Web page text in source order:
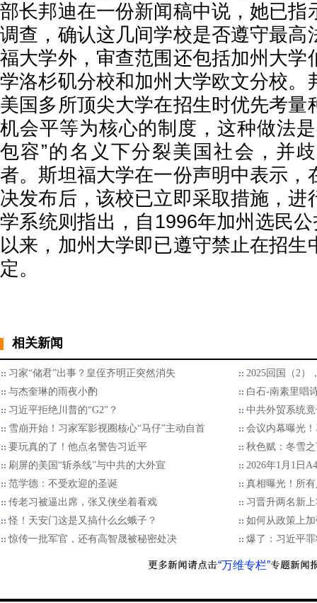
部长邦迪在一份新闻稿中说，她已指
调查，确认这几间学校是否遵守最高
福大学外，审查范围还包括加州大学
学洛杉矶分校和加州大学欧文分校。
美国多所顶尖大学在招生时优先考量
机会平等为核心的制度，这种做法
包容”的名义下分裂美国社会，并
者。斯坦福大学在一份声明中表示，
决发布后，该校已立即采取措施，进
学系统则指出，自1996年加州选民
以来，加州大学即已遵守禁止在招生
定。
相关新闻
习家“储君”出事？皇侄齐明正突然消失
2025回国（2）
与杰奎琳的雨夜小酌
白石-南素里唱
习近平拒绝川普的“G2”？
中共外贸系统
雪崩开始！习家军影视圈核心“马仔”主动自首
会议内幕曝光
要玩真的了！他点名警告习近平
秋色赋：冬雪
刷屏的美国“斩杀线”与中共的大外宣
2026年1月1日
范学德：不受欢迎的圣诞
真相曝光！所
传老习被逼出席，张又侠坐着看戏
习晋升两名新
怪！天安门这是又搞什么幺蛾子？
如何从政策上
惊传一批军官，还有高智晟被秘密处决
爆了：习近平
“万维专栏”